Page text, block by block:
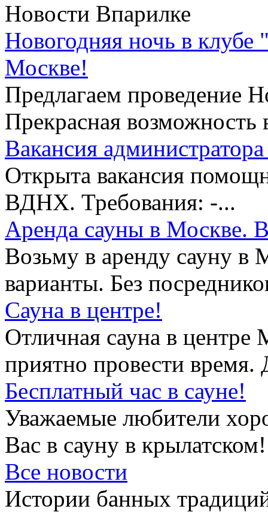
Новости Впарилке
Новогодняя ночь в
Москве!
Предлагаем проведение
Прекрасная возможность
Вакансия
Открыта вакансия
ВДНХ. Требования: -...
Аренда сауны в Москве.
Возьму в аренду сауну в
варианты. Без
Сауна в центре!
Отличная сауна в центре
приятно провести
Бесплатный час в сауне!
Уважаемые любители
Вас в сауну в
Все новости
Истории банных